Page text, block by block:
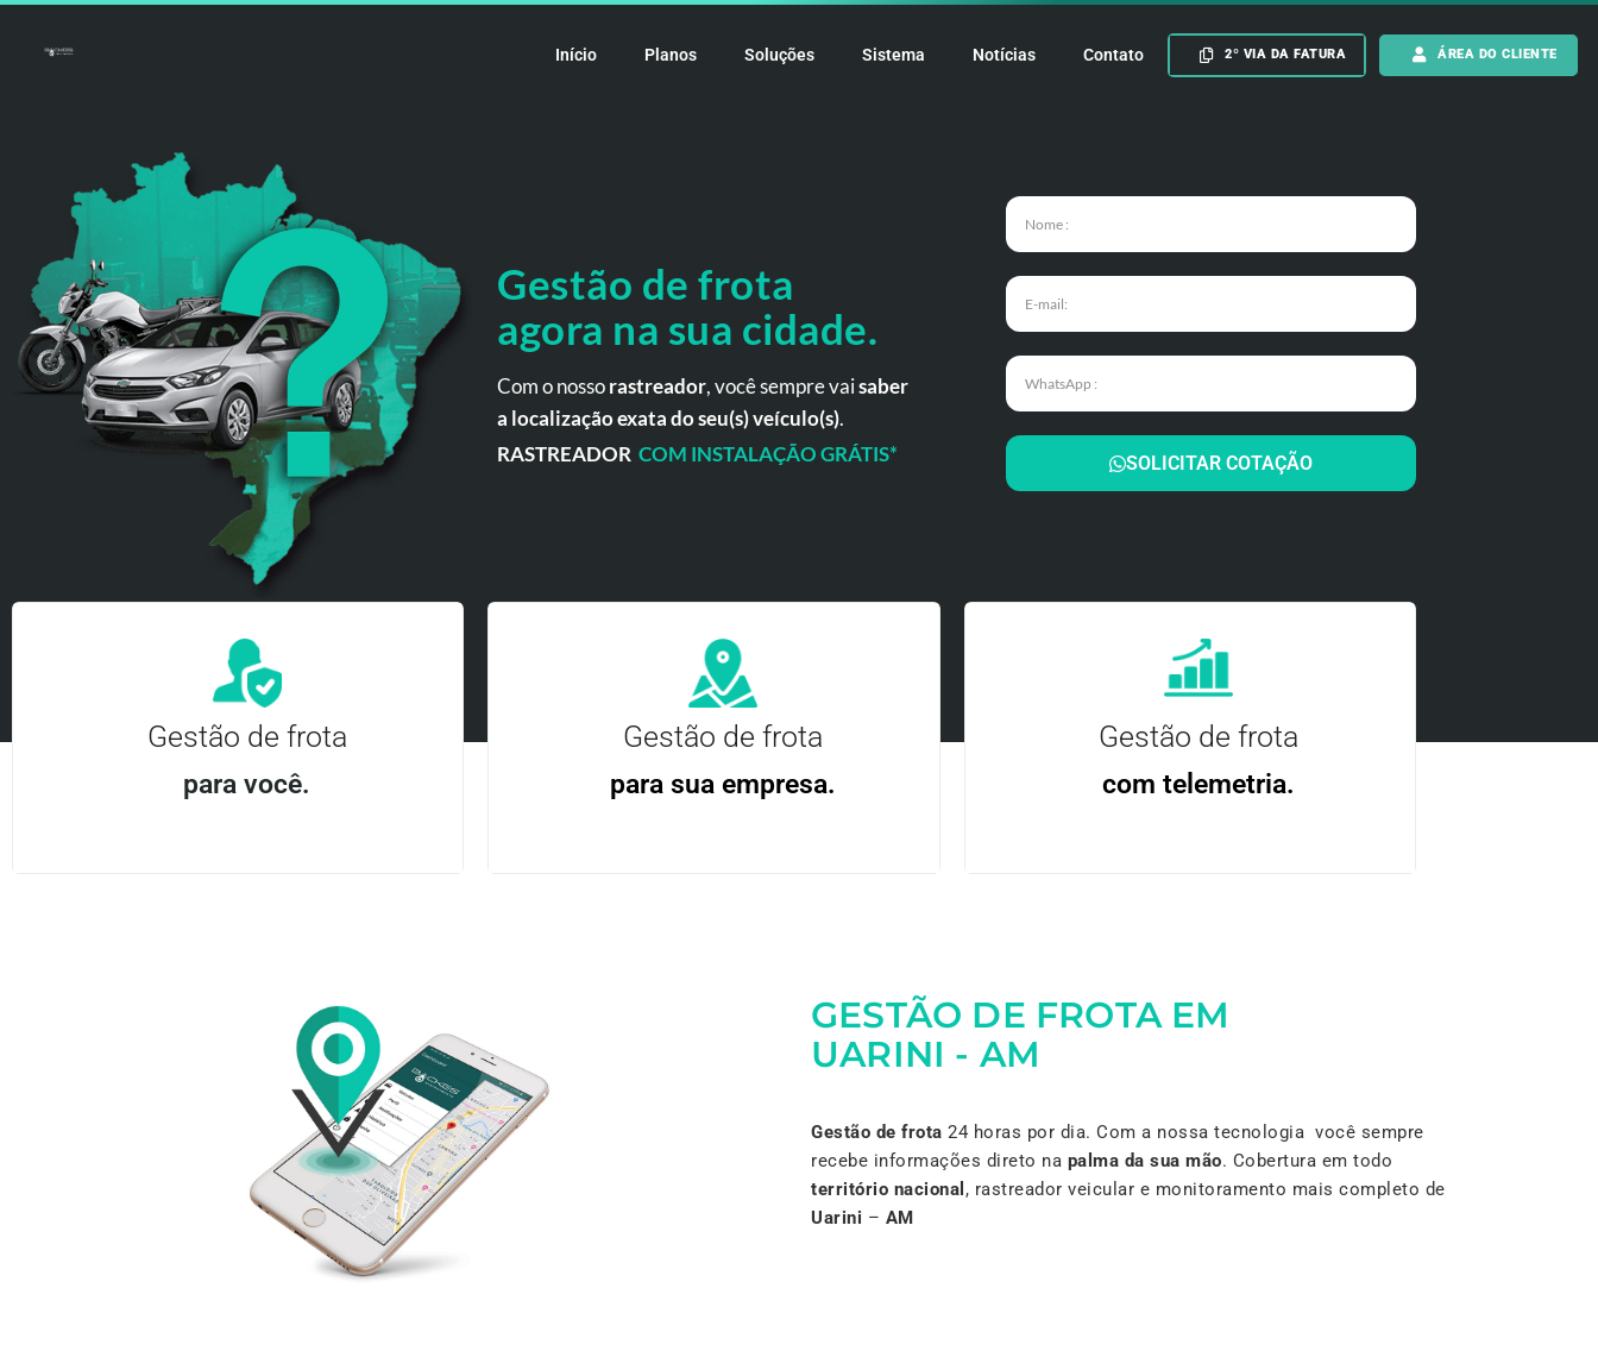
Início Planos Soluções Sistema Notícias Contato 2º VIA DA FATURA ÁREA DO CLIENTE
Gestão de frota
agora na sua cidade.
Com o nossorastreador, você sempre vaisaber
a localização exata do seu(s) veículo(s).
RASTREADOR COM INSTALAÇÃO GRÁTIS* SOLICITAR COTAÇÃO
Gestão de frota
para você.
Entre em contato
Gestão de frota
para sua empresa.
Gestão de frota
com telemetria.
GESTÃO DE FROTA EM
UARINI - AM
Gestão de frota 24 horas por dia. Com a nossa tecnologia você sempre
recebe informações direto na palma da sua mão. Cobertura em todo
território nacional , rastreador veicular e monitoramento mais completo de
Uarini – AM